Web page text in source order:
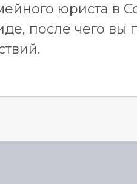
юриста в
после чего вы